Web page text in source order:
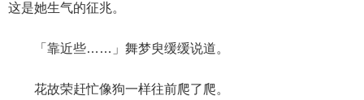
这是她生气的征兆。
「靠近些……」舞梦臾缓缓说道。
花故荣赶忙像狗一样往前爬了爬。